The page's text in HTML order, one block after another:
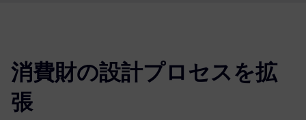
消費財の設計プロセスを拡
張